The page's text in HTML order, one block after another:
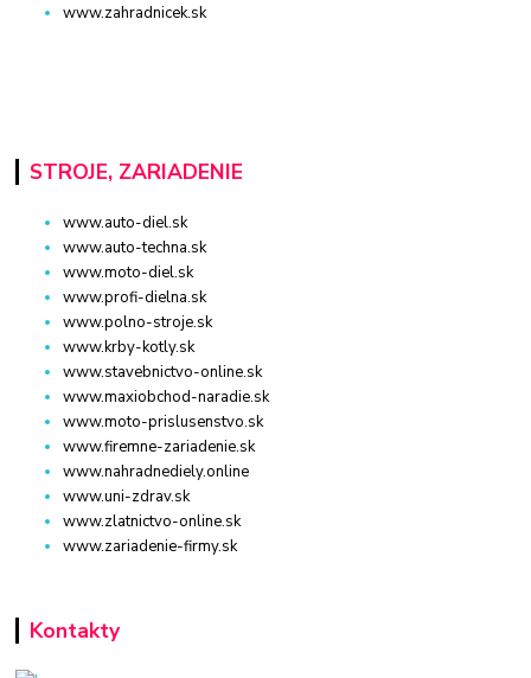
www.zahradnicek.sk
STROJE, ZARIADENIE
www.auto-diel.sk
www.auto-techna.sk
www.moto-diel.sk
www.profi-dielna.sk
www.polno-stroje.sk
www.krby-kotly.sk
www.stavebnictvo-online.sk
www.maxiobchod-naradie.sk
www.moto-prislusenstvo.sk
www.firemne-zariadenie.sk
www.nahradnediely.online
www.uni-zdrav.sk
www.zlatnictvo-online.sk
www.zariadenie-firmy.sk
Kontakty